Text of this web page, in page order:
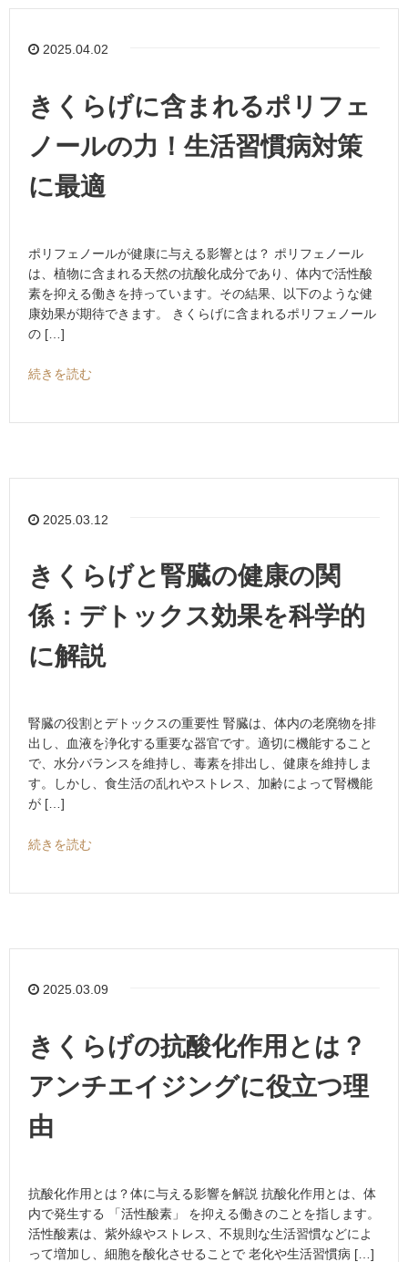
2025.04.02
きくらげに含まれるポリフェ
ノールの力！生活習慣病対策
に最適
ポリフェノールが健康に与える影響とは？ ポリフェノール
は、植物に含まれる天然の抗酸化成分であり、体内で活性酸
素を抑える働きを持っています。その結果、以下のような健
康効果が期待できます。 きくらげに含まれるポリフェノール
の […]
続きを読む
2025.03.12
きくらげと腎臓の健康の関
係：デトックス効果を科学的
に解説
腎臓の役割とデトックスの重要性 腎臓は、体内の老廃物を排
出し、血液を浄化する重要な器官です。適切に機能すること
で、水分バランスを維持し、毒素を排出し、健康を維持しま
す。しかし、食生活の乱れやストレス、加齢によって腎機能
が […]
続きを読む
2025.03.09
きくらげの抗酸化作用とは？
アンチエイジングに役立つ理
由
抗酸化作用とは？体に与える影響を解説 抗酸化作用とは、体
内で発生する 「活性酸素」 を抑える働きのことを指します。
活性酸素は、紫外線やストレス、不規則な生活習慣などによ
って増加し、細胞を酸化させることで 老化や生活習慣病 […]